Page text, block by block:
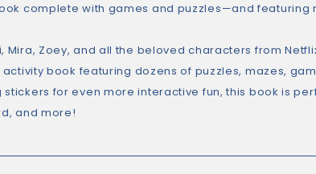
complete with games and puzzles—and featuring
Mira, Zoey, and all the beloved characters from
book featuring dozens of puzzles, mazes,
for even more interactive fun, this book is
and more!